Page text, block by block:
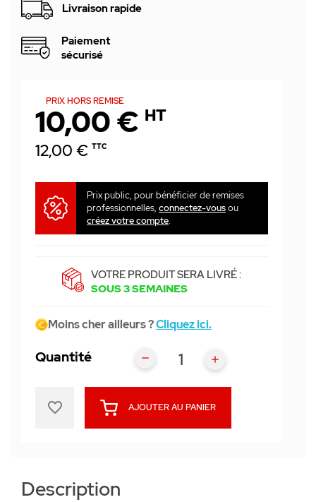
Livraison rapide
Paiement
sécurisé
PRIX HORS REMISE
10,00 € HT
12,00 € TTC
Prix public, pour bénéficier de remises
professionnelles, connectez-vousou
créez votre compte.
VOTRE PRODUIT SERA LIVRÉ :
SOUS 3 SEMAINES
Moins cher ailleurs ?Cliquez ici.
Quantité
AJOUTER AU PANIER
favorite_border
Description